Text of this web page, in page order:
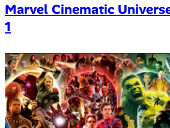
Marvel Cinematic
1